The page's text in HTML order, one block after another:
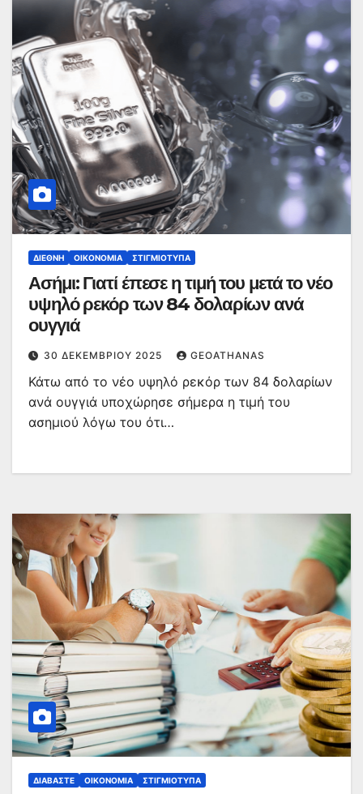
ΔΙΕΘΝΉ ΟΙΚΟΝΟΜΊΑ ΣΤΙΓΜΙΌΤΥΠΑ
Ασήμι: Γιατί έπεσε η τιμή του μετά το νέο
υψηλό ρεκόρ των 84 δολαρίων ανά
ουγγιά
30 ΔΕΚΕΜΒΡΊΟΥ 2025 GEOATHANAS
Κάτω από το νέο υψηλό ρεκόρ των 84 δολαρίων
ανά ουγγιά υποχώρησε σήμερα η τιμή του
ασημιού λόγω του ότι…
ΔΙΑΒΆΣΤΕ ΟΙΚΟΝΟΜΊΑ ΣΤΙΓΜΙΌΤΥΠΑ